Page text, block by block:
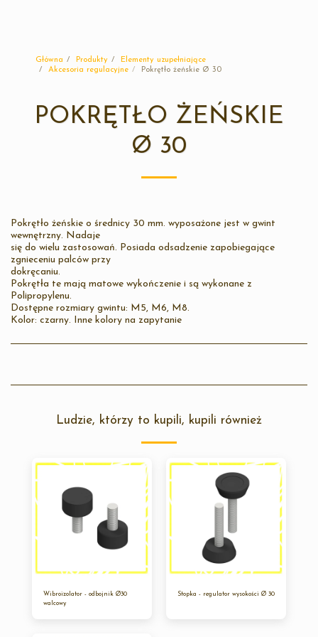
Główna Produkty
Elementy uzupełniające
Akcesoria regulacyjne
Pokrętło żeńskie Ø 30
POKRĘTŁO ŻEŃSKIE
Ø 30
Pokrętło żeńskie o średnicy 30 mm. wyposażone jest w gwint
wewnętrzny. Nadaje
się do wielu zastosowań. Posiada odsadzenie zapobiegające
zgnieceniu palców przy
dokręcaniu.
Pokrętła te mają matowe wykończenie i są wykonane z
Polipropylenu.
Dostępne rozmiary gwintu: M5, M6, M8.
Kolor: czarny. Inne kolory na zapytanie
Ludzie, którzy to kupili, kupili również
Wibroizolator - odbojnik Ø30
walcowy
Stopka - regulator wysokości Ø 30